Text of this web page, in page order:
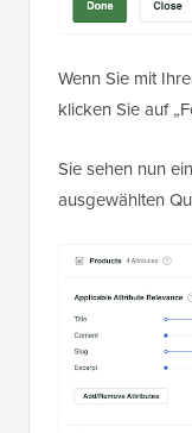
Wenn Sie mit
klicken Sie auf
Sie sehen nun
ausgewählten